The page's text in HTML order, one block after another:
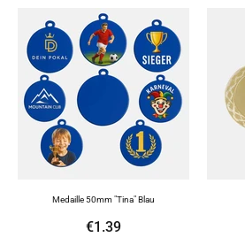
Medaille 50mm "Tina" Blau
€1.39